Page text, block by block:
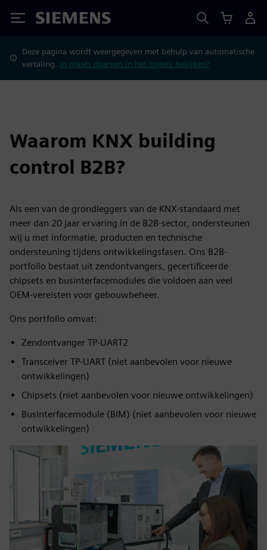
Siemens
Deze pagina wordt weergegeven met behulp van automatische
vertaling. In plaats daarvan in het Engels bekijken?
Waarom KNX building
control B2B?
Als een van de grondleggers van de KNX-standaard met
meer dan 20 jaar ervaring in de B2B-sector, ondersteunen
wij u met informatie, producten en technische
ondersteuning tijdens ontwikkelingsfasen. Ons B2B-
portfolio bestaat uit zendontvangers, gecertificeerde
chipsets en businterfacemodules die voldoen aan veel
OEM-vereisten voor gebouwbeheer.
Ons portfolio omvat:
Zendontvanger TP-UART2
Transceiver TP-UART (niet aanbevolen voor nieuwe
ontwikkelingen)
Chipsets (niet aanbevolen voor nieuwe ontwikkelingen)
Businterfacemodule (BIM) (niet aanbevolen voor nieuwe
ontwikkelingen)